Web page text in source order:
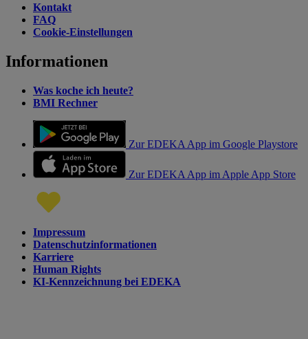
Kontakt
FAQ
Cookie-Einstellungen
Informationen
Was koche ich heute?
BMI Rechner
Zur EDEKA App im Google Playstore
Zur EDEKA App im Apple App Store
Impressum
Datenschutzinformationen
Karriere
Human Rights
KI-Kennzeichnung bei EDEKA